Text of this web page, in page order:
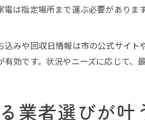
電は指定場所まで運ぶ必要があり
込みや回収日情報は市の公式サイ
効です。状況やニーズに応じて、
業者選びが叶